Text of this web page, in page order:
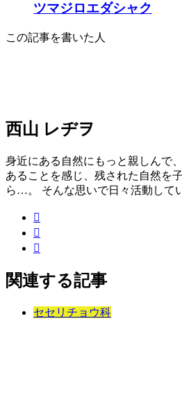
ツマジロエダシャク
この記事を書いた人
西山 レヂヲ
身近にある自然にもっと親しんで
あることを感じ、残された自然を
ら…。 そんな思いで日々活動して
関連する記事
セセリチョウ科